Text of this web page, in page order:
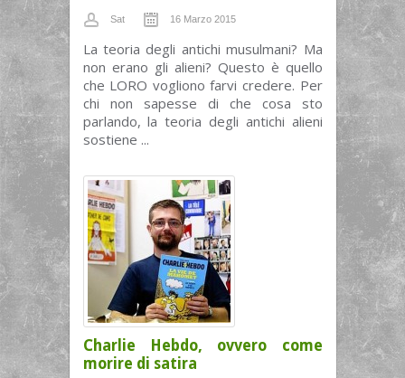
Sat 16 Marzo 2015
La teoria degli antichi musulmani? Ma
non erano gli alieni? Questo è quello
che LORO vogliono farvi credere. Per
chi non sapesse di che cosa sto
parlando, la teoria degli antichi alieni
sostiene ...
Charlie Hebdo, ovvero come
morire di satira